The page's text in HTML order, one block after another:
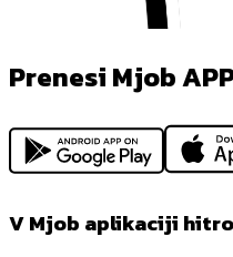
Prenesi Mjob
V Mjob aplikaciji